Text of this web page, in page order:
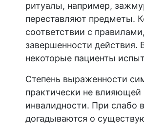
ритуалы, например,
переставляют предметы.
соответствии с
завершенности действия.
некоторые пациенты
Степень выраженности
практически не влияющей
инвалидности. При слабо
догадываются о